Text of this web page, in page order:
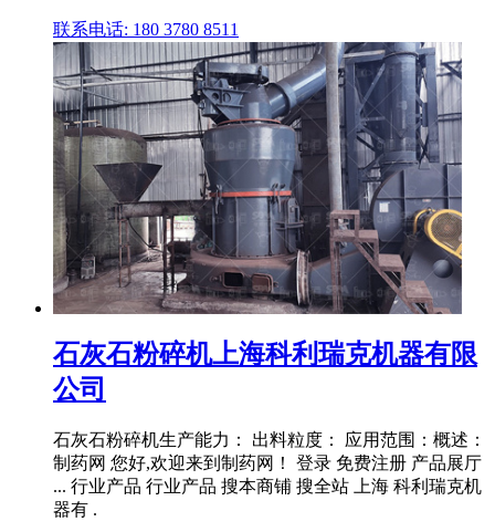
联系电话: 180 3780 8511
石灰石粉碎机上海科利瑞克机器有限
公司
石灰石粉碎机生产能力： 出料粒度： 应用范围：概述：
制药网 您好,欢迎来到制药网！ 登录 免费注册 产品展厅
... 行业产品 行业产品 搜本商铺 搜全站 上海 科利瑞克机
器有 .